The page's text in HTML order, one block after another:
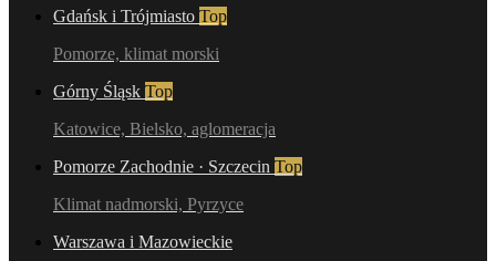
Gdańsk i Trójmiasto Top
Pomorze, klimat morski
Górny Śląsk Top
Katowice, Bielsko, aglomeracja
Pomorze Zachodnie · Szczecin Top
Klimat nadmorski, Pyrzyce
Warszawa i Mazowieckie